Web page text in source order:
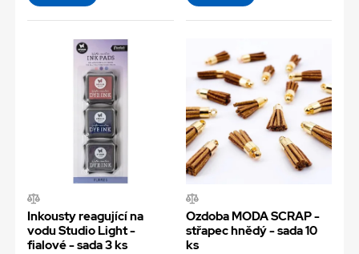
Inkousty reagující na
vodu Studio Light -
fialové - sada 3 ks
Ozdoba MODA SCRAP -
střapec hnědý - sada 10
ks